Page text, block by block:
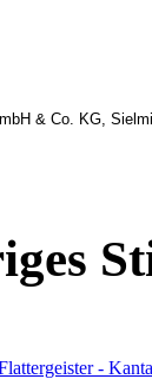
& Co. KG,
-